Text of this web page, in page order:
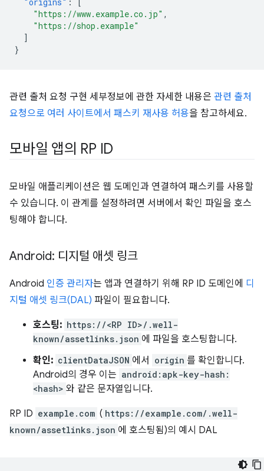
"https://www.example.co.jp" ,
"https://shop.example"
]
}
관련 출처 요청 구현 세부정보에 관한 자세한 내용은 관련 출처
요청으로 여러 사이트에서 패스키 재사용 허용을 참고하세요.
모바일 앱의 RP ID
모바일 애플리케이션은 웹 도메인과 연결하여 패스키를 사용할
수 있습니다. 이 관계를 설정하려면 서버에서 확인 파일을 호스
팅해야 합니다.
Android: 디지털 애셋 링크
Android 인증 관리자는 앱과 연결하기 위해 RP ID 도메인에 디
지털 애셋 링크(DAL) 파일이 필요합니다.
호스팅: https://<RP ID>/.well-
known/assetlinks.json 에 파일을 호스팅합니다.
확인: clientDataJSON 에서 origin 를 확인합니다.
Android의 경우 이는 android:apk-key-hash:
<hash> 와 같은 문자열입니다.
RP ID example.com ( https://example.com/.well-
known/assetlinks.json 에 호스팅됨)의 예시 DAL